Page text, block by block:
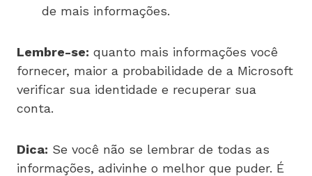
de mais informações.
Lembre-se: quanto mais informações você
fornecer, maior a probabilidade de a Microsoft
verificar sua identidade e recuperar sua
conta.
Dica: Se você não se lembrar de todas as
informações, adivinhe o melhor que puder. É